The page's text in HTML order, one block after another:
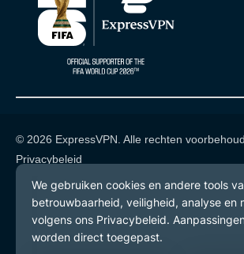
© 2026 ExpressVPN. Alle rechten
Privacybeleid
Gebruiksvoorwaarden
Cookievoorkeuren